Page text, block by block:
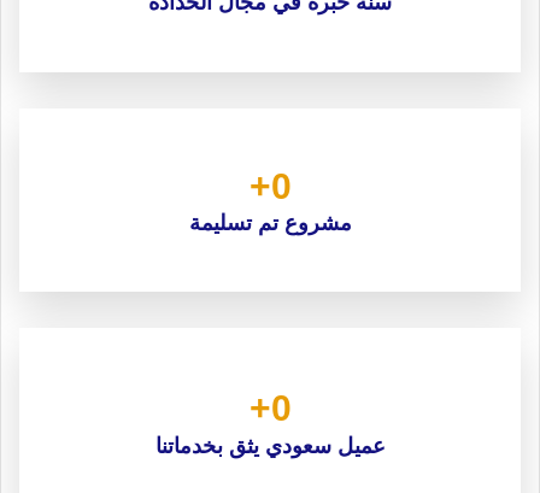
مشروع تم تسليمة
0
+
عميل سعودي يثق بخدماتنا
0
+